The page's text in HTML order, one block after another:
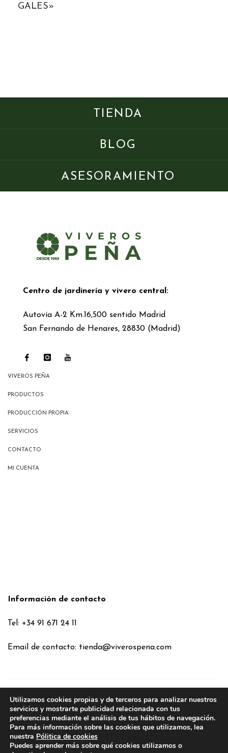
GALES»
TIENDA
BLOG
ASESORAMIENTO
Centro de jardinería y vivero central:
Autovía A-2 Km.16,500 sentido Madrid
San Fernando de Henares, 28830 (Madrid)
VIVEROS PEÑA
PRODUCTOS
PRODUCCIÓN PROPIA
SERVICIOS
CONTACTO
MI CUENTA
Información de contacto
Tel: +34 91 671 24 11
Email de contacto: tienda@viverospena.com
Condiciones generales
Aviso legal
Política de Cookies
Política de privacidad
Utilizamos cookies propias y de terceros para analizar nuestros
servicios y mostrarte publicidad relacionada con tus
preferencias mediante el análisis de tus hábitos de navegación.
Para más información sobre las cookies que utilizamos, lea
nuestra Pólitica de cookies
Puedes aprender más sobre qué cookies utilizamos o